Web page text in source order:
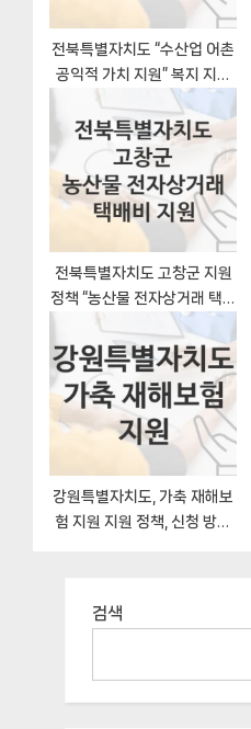
전북특별자치도 “수산업 어촌
공익적 가치 지원” 복지 지원
혜택 신청조건과 자격조건
전북특별자치도 고창군 지원
정책 “농산물 전자상거래 택배
비 지원” 농촌활력과 – 신청
서류와 자격
강원특별자치도, 가축 재해보
험 지원 지원 정책, 신청 방법
검색